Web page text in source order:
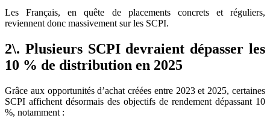
Les Français, en quête de placements concrets et réguliers,
reviennent donc massivement sur les SCPI.
2\. Plusieurs SCPI devraient dépasser les
10 % de distribution en 2025
Grâce aux opportunités d’achat créées entre 2023 et 2025, certaines
SCPI affichent désormais des objectifs de rendement dépassant 10
%, notamment :